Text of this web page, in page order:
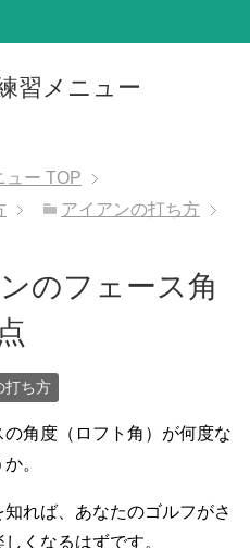
ュー TOP
アイアンの打ち方
のフェース角
打ち方
角度（ロフト角）が何度な
。
れば、あなたのゴルフがさ
くなるはずです。